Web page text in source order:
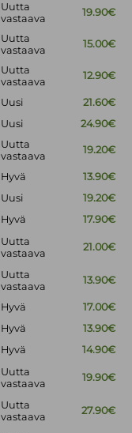
Uutta
vastaava
19.90€
Uutta
vastaava
15.00€
Uutta
vastaava
12.90€
Uusi
21.60€
Uusi 24.90€
Uutta
vastaava
19.20€
Hyvä
13.90€
Uusi
19.20€
Hyvä
17.90€
Uutta
vastaava
21.00€
Uutta
vastaava
13.90€
Hyvä
17.00€
Hyvä
13.90€
Hyvä
14.90€
Uutta
vastaava
19.90€
Uutta
vastaava
27.90€